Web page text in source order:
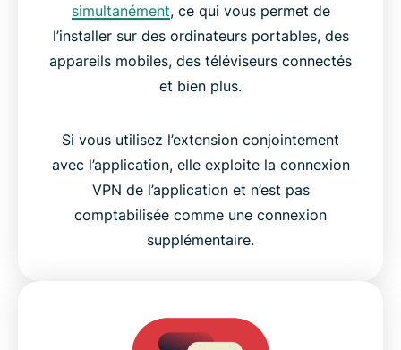
simultanément, ce qui vous permet de
l’installer sur des ordinateurs portables, des
appareils mobiles, des téléviseurs connectés
et bien plus.
Si vous utilisez l’extension conjointement
avec l’application, elle exploite la connexion
VPN de l’application et n’est pas
comptabilisée comme une connexion
supplémentaire.